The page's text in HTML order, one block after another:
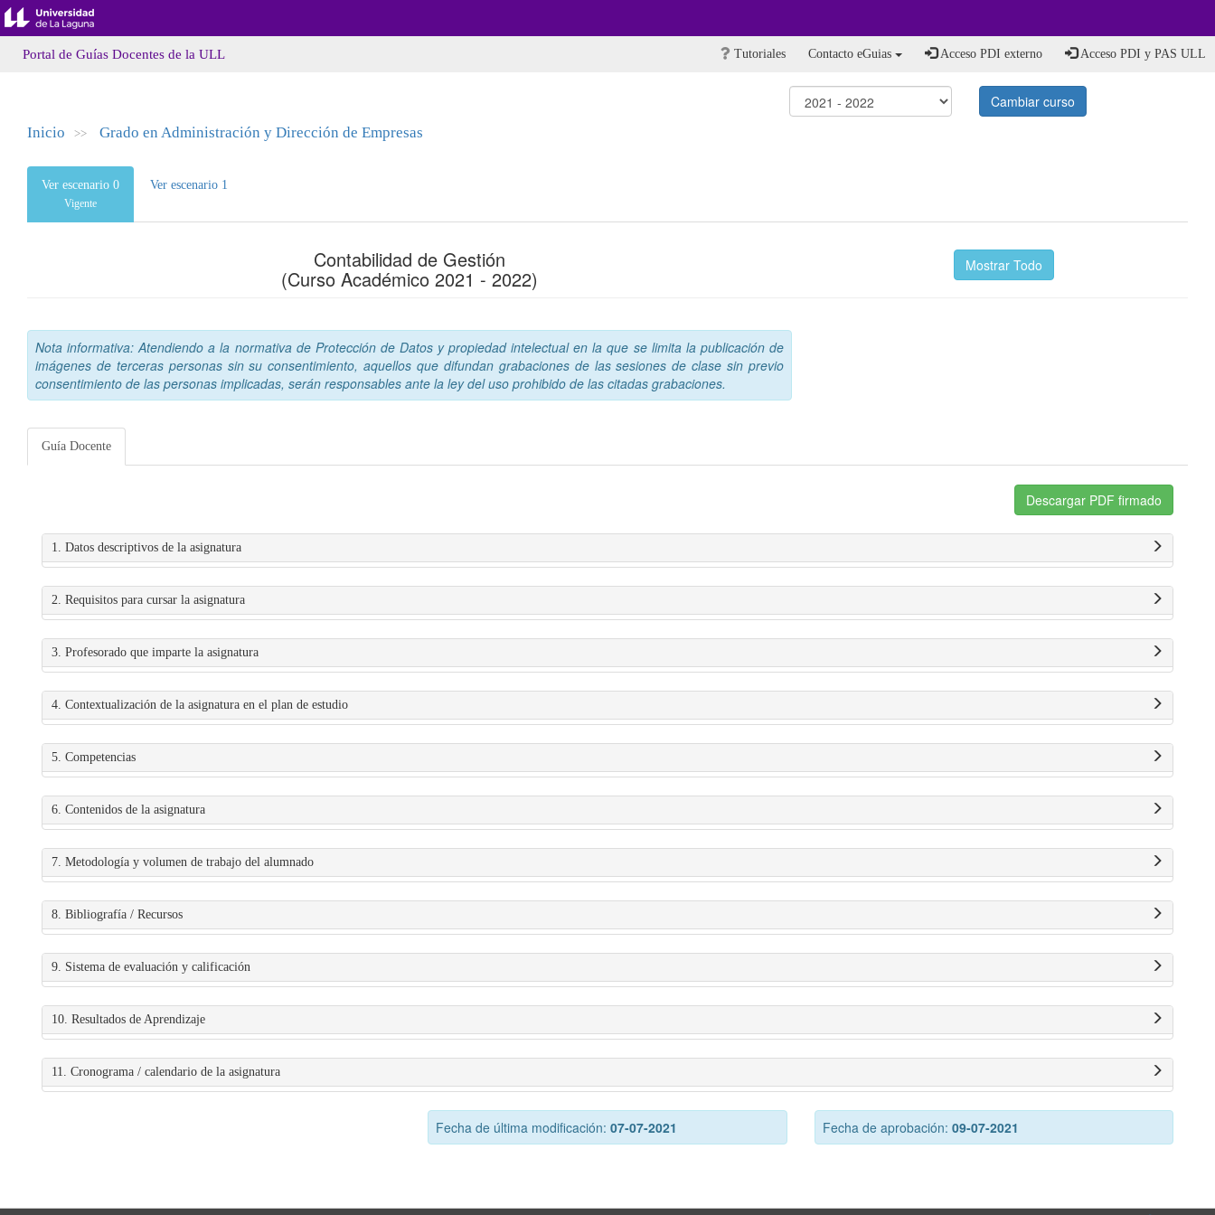
Portal de Guías Docentes de la ULL Tutoriales Contacto eGuias Acceso PDI externo Acceso PDI y PAS ULL
Cambiar curso
Inicio >> Grado en Administración y Dirección de Empresas
Ver escenario 0
Vigente
Ver escenario 1
Contabilidad de Gestión
(Curso Académico 2021 - 2022)
Mostrar Todo
Nota informativa: Atendiendo a la normativa de Protección de Datos y propiedad intelectual en la que se limita la publicación de
imágenes de terceras personas sin su consentimiento, aquellos que difundan grabaciones de las sesiones de clase sin previo
consentimiento de las personas implicadas, serán responsables ante la ley del uso prohibido de las citadas grabaciones.
Guía Docente
Descargar PDF firmado
1. Datos descriptivos de la asignatura
2. Requisitos para cursar la asignatura
3. Profesorado que imparte la asignatura
4. Contextualización de la asignatura en el plan de estudio
5. Competencias
6. Contenidos de la asignatura
7. Metodología y volumen de trabajo del alumnado
8. Bibliografía / Recursos
9. Sistema de evaluación y calificación
10. Resultados de Aprendizaje
11. Cronograma / calendario de la asignatura
Fecha de última modificación:07-07-2021 Fecha de aprobación: 09-07-2021